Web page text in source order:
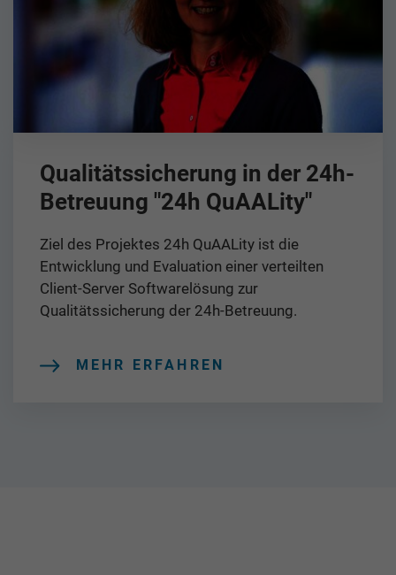
Qualitätssicherung in der 24h-
Betreuung "24h QuAALity"
Ziel des Projektes 24h QuAALity ist die
Entwicklung und Evaluation einer verteilten
Client-Server Softwarelösung zur
Qualitätssicherung der 24h-Betreuung.
MEHR ERFAHREN